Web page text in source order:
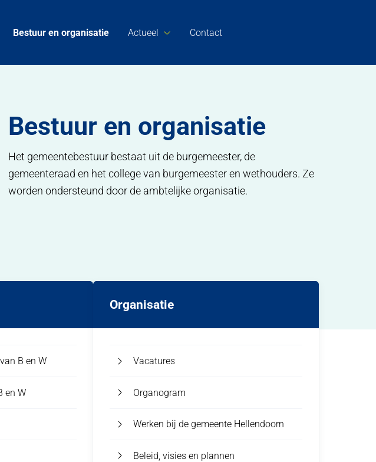
Bestuur en organisatie Actueel Contact
Bestuur en organisatie
Het gemeentebestuur bestaat uit de burgemeester, de
gemeenteraad en het college van burgemeester en wethouders. Ze
worden ondersteund door de ambtelijke organisatie.
B en W
en W
Organisatie
Vacatures
Organogram
Werken bij de gemeente Hellendoorn
Beleid, visies en plannen